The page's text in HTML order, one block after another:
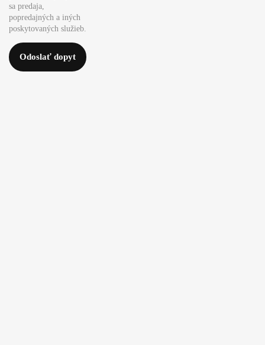
sa predaja,
popredajných a iných
poskytovaných služieb.